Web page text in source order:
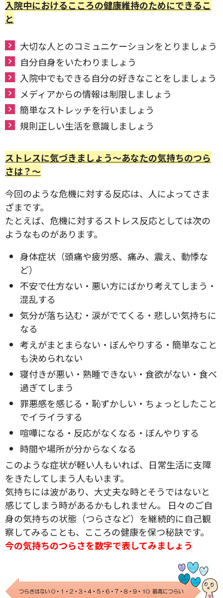
入院中におけるこころの健康維持のためにできるこ
と
大切な人とのコミュニケーションをとりましょう
自分自身をいたわりましょう
入院中でもできる自分の好きなことをしましょう
メディアからの情報は制限しましょう
簡単なストレッチを行いましょう
規則正しい生活を意識しましょう
ストレスに気づきましょう～あなたの気持ちのつら
さは？～
今回のような危機に対する反応は、人によってさま
ざまです。
たとえば、危機に対するストレス反応としては次の
ようなものがあります。
身体症状（頭痛や疲労感、痛み、震え、動悸な
ど）
不安で仕方ない・悪い方にばかり考えてしまう・
混乱する
気分が落ち込む・涙がでてくる・悲しい気持ちに
なる
考えがまとまらない・ぼんやりする・簡単なこと
も決められない
寝付きが悪い・熟睡できない・食欲がない・食べ
過ぎてしまう
罪悪感を感じる・恥ずかしい・ちょっとしたこと
でイライラする
喧嘩になる・反応がなくなる・ぼんやりする
時間や場所が分からなくなる
このような症状が軽い人もいれば、日常生活に支障
をきたしてしまう人もいます。
気持ちには波があり、大丈夫な時とそうではないと
感じてしまう時があるかもしれません。 日々のご自
身の気持ちの状態（つらさなど）を継続的に自己観
察してみることも、こころの健康を保つ秘訣です。
今の気持ちのつらさを数字で表してみましょう